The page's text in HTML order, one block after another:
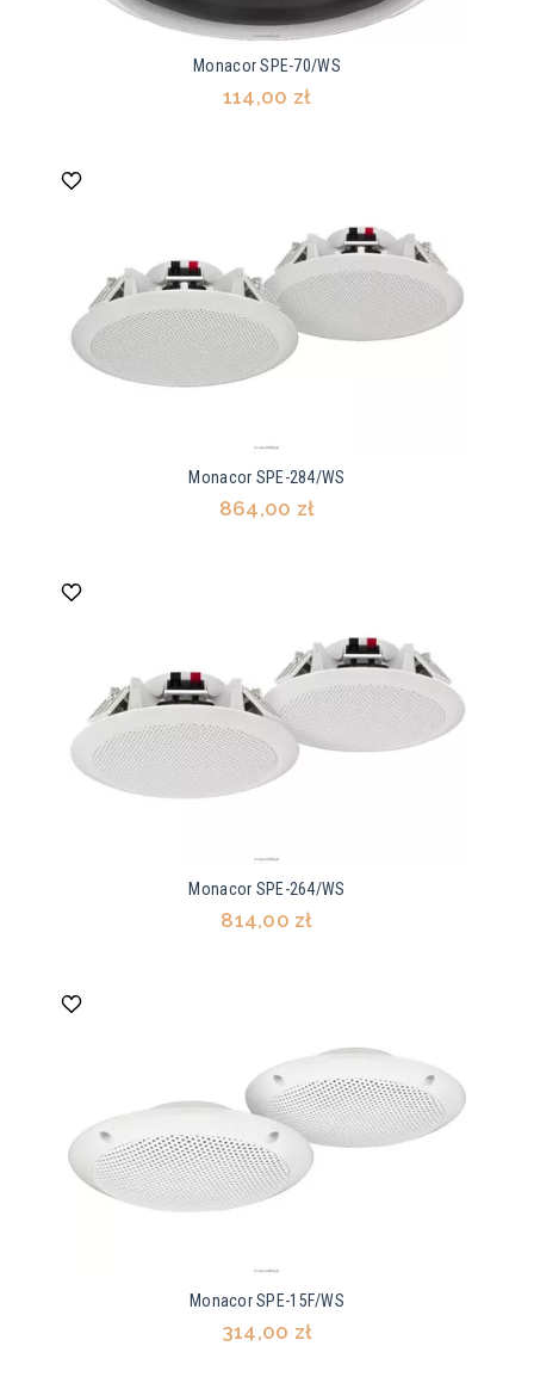
Monacor SPE-70/WS
114,00 zł
Monacor SPE-284/WS
864,00 zł
Monacor SPE-264/WS
814,00 zł
Monacor SPE-15F/WS
314,00 zł